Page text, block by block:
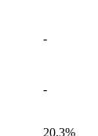
-
-
20.3%